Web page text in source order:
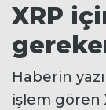
XRP
Haberin
işlem gören